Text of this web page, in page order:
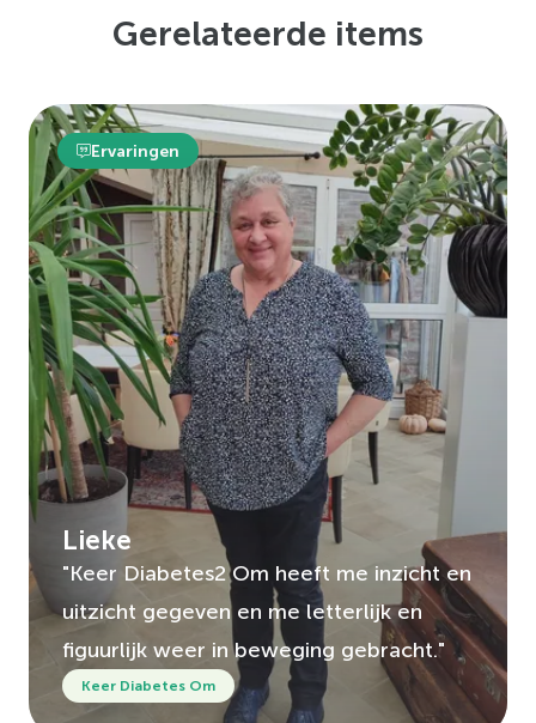
Gerelateerde items
Ervaringen
Lieke
"Keer Diabetes2 Om heeft me inzicht en
uitzicht gegeven en me letterlijk en
figuurlijk weer in beweging gebracht."
Keer Diabetes Om